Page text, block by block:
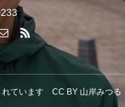
れています CC BY 山岸みつる